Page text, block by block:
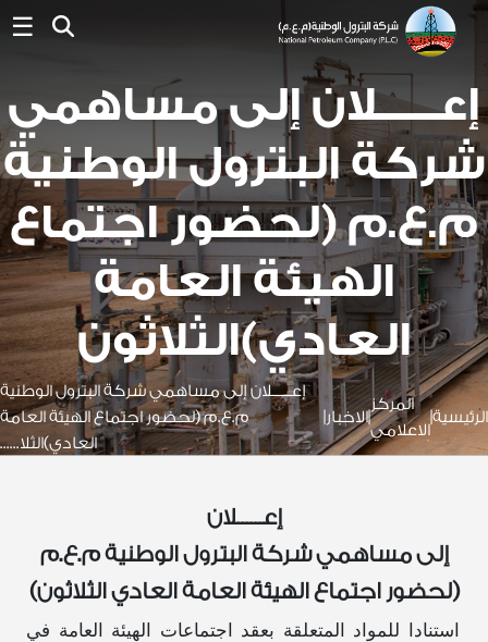
☰
إعــــــلان إلى مساهمي
شركة البترول الوطنية
م.ع.م (لحضور اجتماع
الهيئة العامة
العادي)الثلاثون
الرئيسية
المركز
الاعلامي
|الاخبار
إعــــــلان إلى مساهمي شركة البترول الوطنية
م.ع.م (لحضور اجتماع الهيئة العامة
العادي)الثلا......
إعــــــلان
إلى مساهمي شركة البترول الوطنية م.ع.م
(لحضور اجتماع الهيئة العامة العادي الثلاثون)
استنادا للمواد المتعلقة بعقد اجتماعات الهيئة العامة في